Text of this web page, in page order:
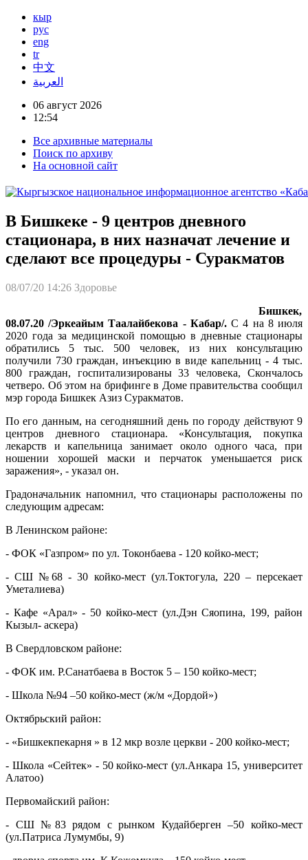
кыр
рус
eng
tr
中文
العربية
06 август 2026
12:54
Все архивные материалы
Поиск по архиву
На основной сайт
В Бишкеке - 9 центров дневного
стационара, в них назначат лечение и
сделают все процедуры - Суракматов
08/07/20 14:26 Здоровье
Бишкек,
08.07.20 /Эркеайым Таалайбекова - Кабар/.С 4 на 8 июля
2020 года за медицинской помощью в дневные стационары
обратились 5 тыс. 500 человек, из них консультацию
получили 730 граждан, инъекцию в виде капельниц - 4 тыс.
800 граждан, госпитализированы 33 человека, Скончалось
четверо. Об этом на брифинге в Доме правительства сообщил
мэр города Бишкек Азиз Суракматов.
По его данным, на сегодняшний день по городу действуют 9
центров дневного стационара. «Консультация, покупка
лекарств и капельница занимает около одного часа, при
ношении хорошей маски и перчаток уменьшается риск
заражения», - указал он.
Градоначальник напомнил, что стационары расположены по
следующим адресам:
В Ленинском районе:
- ФОК «Газпром» по ул. Токонбаева - 120 койко-мест;
- СШ №68 - 30 койко-мест (ул.Токтогула, 220 – персекает
Уметалиева)
- Кафе «Арал» - 50 койко-мест (ул.Дэн Сяопина, 199, район
Кызыл- аскера)
В Свердловском районе:
- ФОК им. Р.Санатбаева в Восток 5 – 150 койко-мест;
- Школа №94 –50 койко-мест (ж/м «Дордой»)
Октябрьский район:
- «Бишкекпекарня » в 12 мкр возле церкви - 200 койко-мест;
- Школа «Сейтек» - 50 койко-мест (ул.Анкара 15, университет
Алатоо)
Первомайский район:
- СШ №83 рядом с рынком Кудайберген –50 койко-мест
(ул.Патриса Лумумбы, 9)